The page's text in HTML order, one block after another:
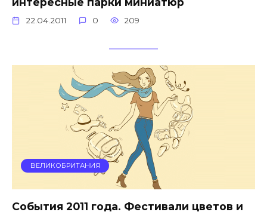
22.04.2011 0 209
ВЕЛИКОБРИТАНИЯ
События 2011 года. Фестивали цветов и